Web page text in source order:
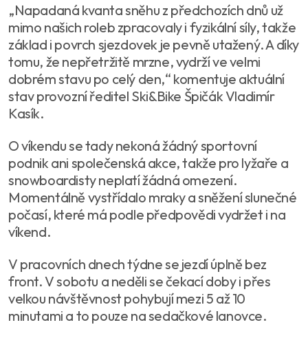
„Napadaná kvanta sněhu z předchozích dnů už
mimo našich roleb zpracovaly i fyzikální síly, takže
základ i povrch sjezdovek je pevně utažený. A díky
tomu, že nepřetržitě mrzne, vydrží ve velmi
dobrém stavu po celý den,“ komentuje aktuální
stav provozní ředitel Ski&Bike Špičák Vladimír
Kasík.
O víkendu se tady nekoná žádný sportovní
podnik ani společenská akce, takže pro lyžaře a
snowboardisty neplatí žádná omezení.
Momentálně vystřídalo mraky a sněžení slunečné
počasí, které má podle předpovědi vydržet i na
víkend.
V pracovních dnech týdne se jezdí úplně bez
front. V sobotu a neděli se čekací doby i přes
velkou návštěvnost pohybují mezi 5 až 10
minutami a to pouze na sedačkové lanovce.